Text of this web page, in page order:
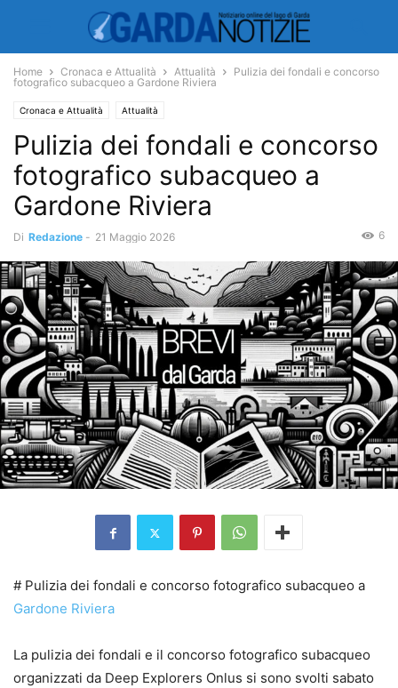
Home Cronaca e Attualità Attualità
Pulizia dei fondali e concorso
fotografico subacqueo a Gardone Riviera
Cronaca e Attualità Attualità
Pulizia dei fondali e concorso
fotografico subacqueo a
Gardone Riviera
Di Redazione - 21 Maggio 2026 6
# Pulizia dei fondali e concorso fotografico subacqueo a
Gardone Riviera
La pulizia dei fondali e il concorso fotografico subacqueo
organizzati da Deep Explorers Onlus si sono svolti sabato